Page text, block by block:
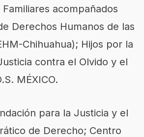
Familiares acompañados
Derechos Humanos de las
Chihuahua); Hijos por la
contra el Olvido y el
MÉXICO.
para la Justicia y el
de Derecho; Centro